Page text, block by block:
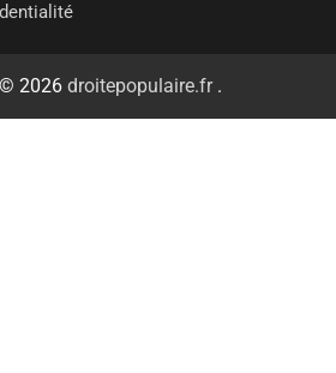
2026 droitepopulaire.fr.